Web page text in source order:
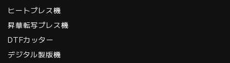
ヒートプレス機
昇華転写プレス機
DTFカッター
デジタル製版機